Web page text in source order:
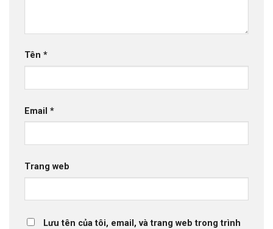
Tên *
Email *
Trang web
Lưu tên của tôi, email, và trang web trong trình